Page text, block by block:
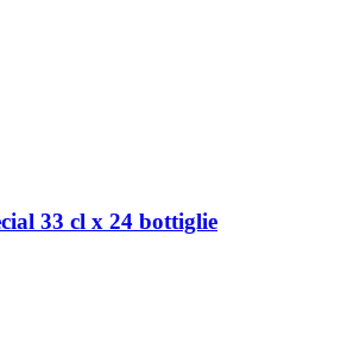
33 cl x 24 bottiglie